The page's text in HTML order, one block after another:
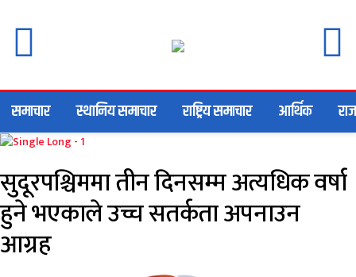
समाचार स्थानिय समाचार राष्ट्रिय समाचार आर्थिक
सुदूरपश्चिममा तीन दिनसम्म अत्यधिक वर्षा
हुने भएकाले उच्च सतर्कता अपनाउन
आग्रह